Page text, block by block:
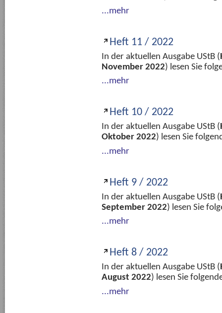
...mehr
Heft 11 / 2022
In der aktuellen Ausgabe UStB (
November 2022) lesen Sie
...mehr
Heft 10 / 2022
In der aktuellen Ausgabe UStB (
Oktober 2022) lesen Sie
...mehr
Heft 9 / 2022
In der aktuellen Ausgabe UStB (
September 2022) lesen Sie
...mehr
Heft 8 / 2022
In der aktuellen Ausgabe UStB (
August 2022) lesen Sie
...mehr